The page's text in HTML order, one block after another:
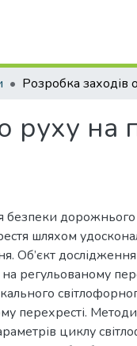
руху на
безпеки дорожнього
шляхом
Об’єкт
регульованому
перехресті. Методи
циклу